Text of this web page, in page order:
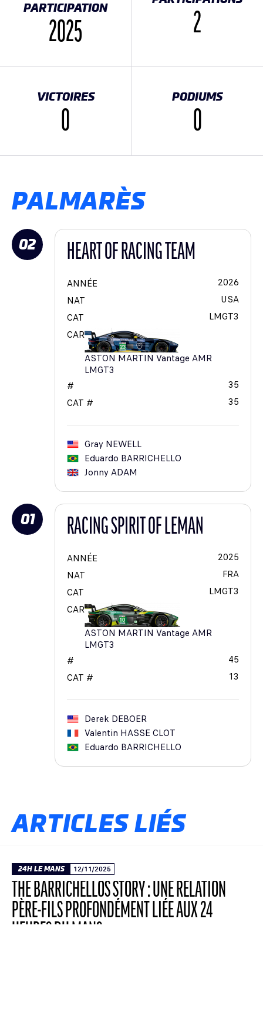
PARTICIPATION
2025 2
VICTOIRES
0
PODIUMS
0
PALMARÈS
02 HEART OF RACING TEAM
ANNÉE
2026
NAT
USA
CAT
LMGT3
CAR
ASTON MARTIN Vantage AMR
LMGT3
#
35
CAT #
35
Gray NEWELL
Eduardo BARRICHELLO
JonnyADAM
01 RACING SPIRIT OF LEMAN
ANNÉE
2025
NAT
FRA
CAT
LMGT3
CAR
ASTON MARTIN Vantage AMR
LMGT3
#
45
CAT #
13
Derek DEBOER
Valentin HASSE CLOT
Eduardo BARRICHELLO
ARTICLES LIÉS
24H LE MANS 12/11/2025
THE BARRICHELLOS STORY : UNE RELATION
PÈRE-FILS PROFONDÉMENT LIÉE AUX 24
HEURES DU MANS